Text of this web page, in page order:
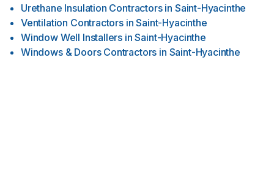
Urethane Insulation Contractors in Saint-Hyacinthe
Ventilation Contractors in Saint-Hyacinthe
Window Well Installers in Saint-Hyacinthe
Windows & Doors Contractors in Saint-Hyacinthe